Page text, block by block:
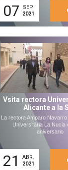
07
SEP.
2021
Vsita rectora
Alicante a la
La rectora Amparo Navarro
Universitària La Nucia
aniversario
21
ABR.
2021